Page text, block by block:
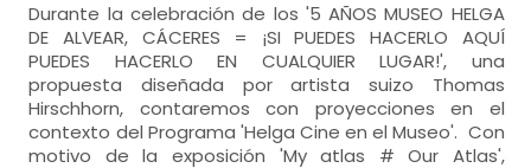
Durante la celebración de los '5 AÑOS MUSEO HELGA
DE ALVEAR, CÁCERES = ¡SI PUEDES HACERLO AQUÍ
PUEDES HACERLO EN CUALQUIER LUGAR!', una
propuesta diseñada por artista suizo Thomas
Hirschhorn, contaremos con proyecciones en el
contexto del Programa 'Helga Cine en el Museo'. Con
motivo de la exposición 'My atlas # Our Atlas',